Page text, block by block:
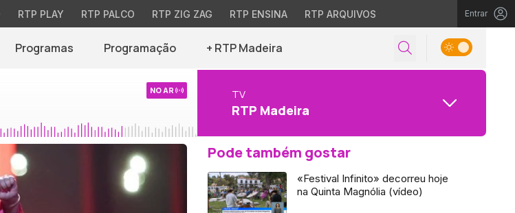
RTP PLAY RTP PALCO RTP ZIG ZAG RTP ENSINA RTP ARQUIVOS Entrar
Programas Programação + RTP Madeira
NO AR TV
RTP Madeira
Pode também gostar
«Festival Infinito» decorreu hoje
na Quinta Magnólia (vídeo)